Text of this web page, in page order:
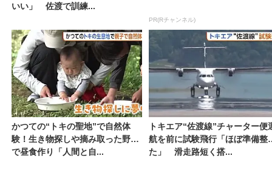
いい」 佐渡で訓練...
PR(Rチャンネル)
かつての“トキの聖地”で自然体
験！生き物探しや摘み取った野草
で昼食作り「人間と自...
トキエア“佐渡線”チャーター便
航を前に試験飛行「ほぼ準備整
た」 滑走路短く搭...